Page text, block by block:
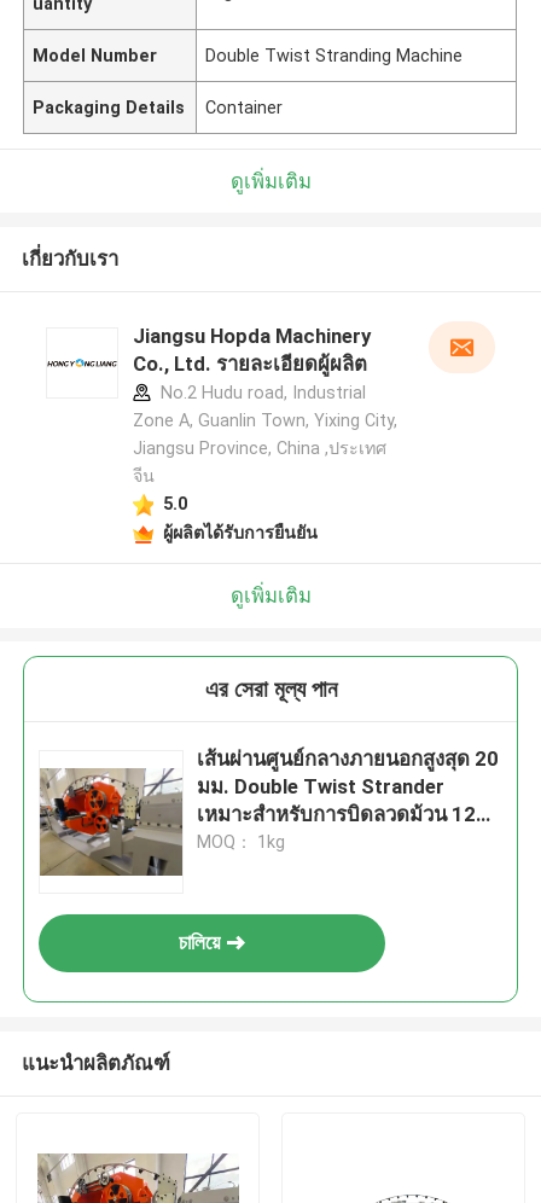
Model Number Double Twist Stranding Machine
Packaging Details Container
ดูเพิ่มเติม
เกี่ยวกับเรา
Jiangsu Hopda Machinery
Co., Ltd. รายละเอียดผู้ผลิต
No.2 Hudu road, Industrial
Zone A, Guanlin Town, Yixing City,
Jiangsu Province, China ,ประเทศ
จีน
5.0
ผู้ผลิตได้รับการยืนยัน
ดูเพิ่มเติม
এর সেরা মূল্য পান
เส้นผ่านศูนย์กลางภายนอกสูงสุด 20
มม. Double Twist Strander
เหมาะสำหรับการบิดลวดม้วน 1250
และการผลิตสายเคเบิลอุตสาหกรรม
MOQ： 1kg
চালিয়ে
แนะนำผลิตภัณฑ์